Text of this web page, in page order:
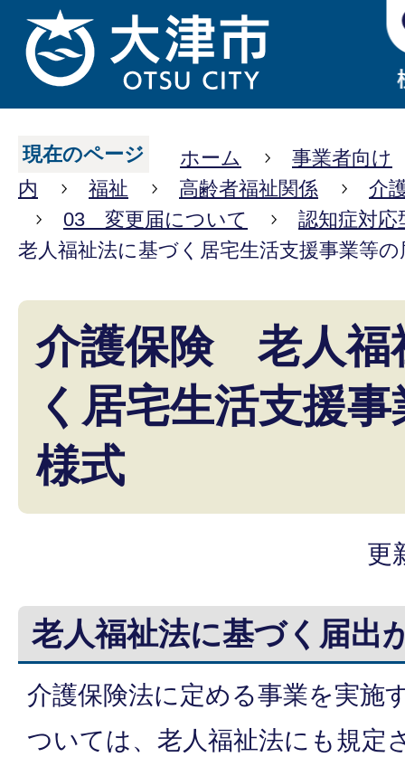
現在のページ ホーム
事業者向け
内
福祉 高齢者福祉関係
介
03 変更届について
認知症対応
老人福祉法に基づく居宅生活支援事業等の
介護保険 老人福
く居宅生活支援
様式
更
老人福祉法に基づく届出
介護保険法に定める事業を実施
ついては、老人福祉法にも規定